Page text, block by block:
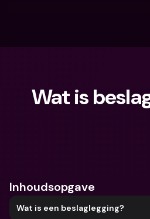
Wat is
Inhoudsopgave
Wat is een beslaglegging?